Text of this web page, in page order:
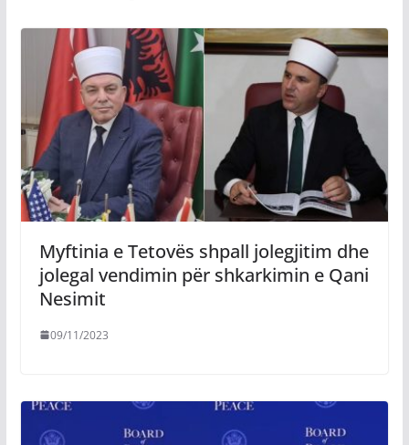
Myftinia e Tetovës shpall jolegjitim dhe
jolegal vendimin për shkarkimin e Qani
Nesimit
09/11/2023